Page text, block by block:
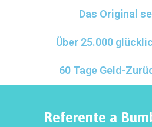
Das Original
Über 25.000
60 Tage Geld-
Referente a